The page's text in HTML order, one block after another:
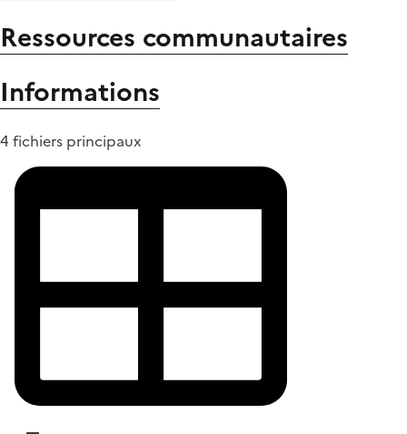
Ressources communautaires
Informations
4 fichiers principaux